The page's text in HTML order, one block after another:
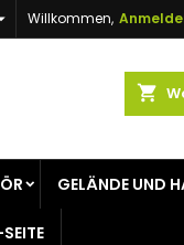
Willkommen,
shopping_cart
GELÄNDE UND